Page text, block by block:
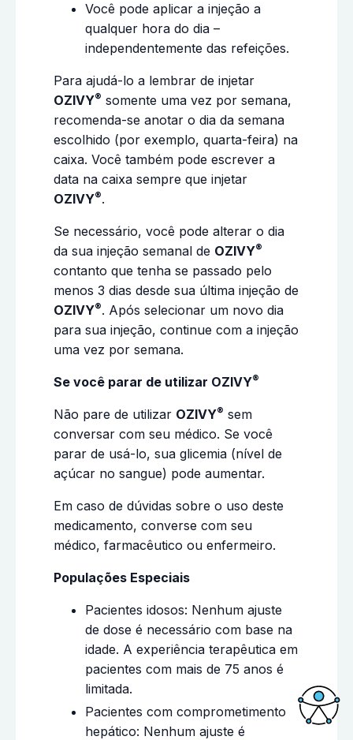
Você pode aplicar a injeção a
qualquer hora do dia –
independentemente das refeições.
Para ajudá-lo a lembrar de injetar
OZIVY® somente uma vez por semana,
recomenda-se anotar o dia da semana
escolhido (por exemplo, quarta-feira) na
caixa. Você também pode escrever a
data na caixa sempre que injetar
OZIVY®.
Se necessário, você pode alterar o dia
da sua injeção semanal de OZIVY®
contanto que tenha se passado pelo
menos 3 dias desde sua última injeção de
OZIVY®. Após selecionar um novo dia
para sua injeção, continue com a injeção
uma vez por semana.
Se você parar de utilizar OZIVY®
Não pare de utilizar OZIVY® sem
conversar com seu médico. Se você
parar de usá-lo, sua glicemia (nível de
açúcar no sangue) pode aumentar.
Em caso de dúvidas sobre o uso deste
medicamento, converse com seu
médico, farmacêutico ou enfermeiro.
Populações Especiais
Pacientes idosos: Nenhum ajuste
de dose é necessário com base na
idade. A experiência terapêutica em
pacientes com mais de 75 anos é
limitada.
Pacientes com comprometimento
hepático: Nenhum ajuste é